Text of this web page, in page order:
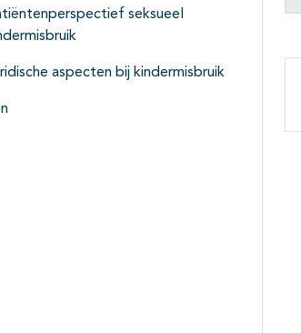
seksueel
aspecten bij kindermisbruik